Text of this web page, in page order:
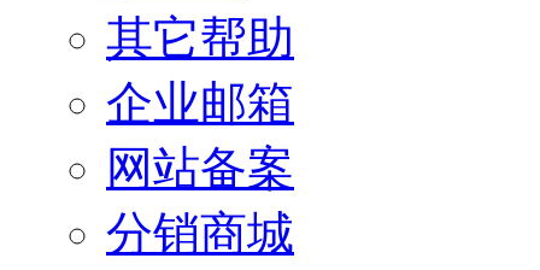
其它帮助
企业邮箱
网站备案
分销商城